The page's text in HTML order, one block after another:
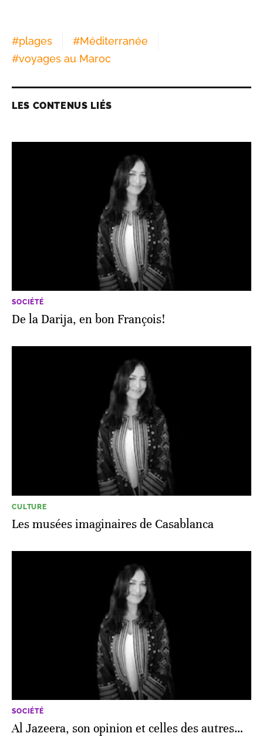
#plages #Méditerranée
#voyages au Maroc
LES CONTENUS LIÉS
SOCIÉTÉ
De la Darija, en bon François!
CULTURE
Les musées imaginaires de Casablanca
SOCIÉTÉ
Al Jazeera, son opinion et celles des autres…